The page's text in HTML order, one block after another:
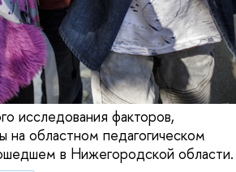
исследования факторов,
областном педагогическом
в Нижегородской области.